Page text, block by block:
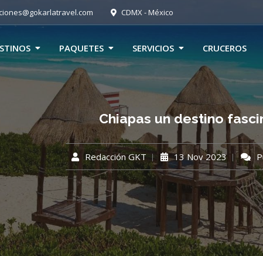
CDMX - México
PAQUETES SERVICIOS CRUCEROS
Chiapas un destino
Redacción GKT 13 Nov 2023